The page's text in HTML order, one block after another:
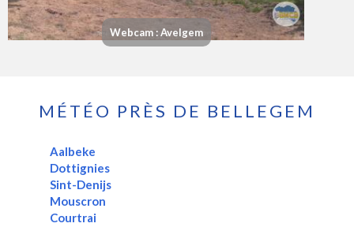
Webcam : Avelgem
MÉTÉO PRÈS DE BELLEGEM
Aalbeke
Dottignies
Sint-Denijs
Mouscron
Courtrai